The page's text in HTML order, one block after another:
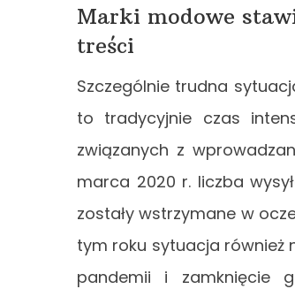
Marki modowe
treści
Szczególnie trudna
to tradycyjnie czas
związanych z
marca 2020 r. liczba
zostały wstrzymane w
tym roku sytuacja również
pandemii i zamknięcie